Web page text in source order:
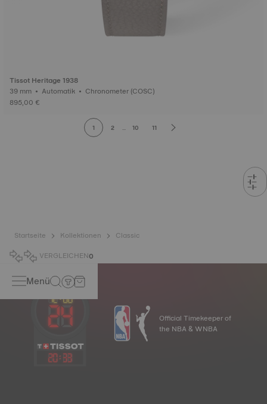
Tissot Heritage 1938
39 mm • Automatik • Chronometer (COSC)
895,00 €
1 2 ... 10 11
Startseite Kollektionen
Classic
VERGLEICHEN0
Menü
20: 33
Official Timekeeper of
the NBA & WNBA